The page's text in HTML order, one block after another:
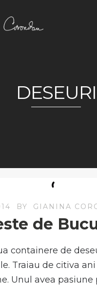
DESEURI
BY GIANINA
de
containere de
Traiau de citiva
Unul avea pasiune